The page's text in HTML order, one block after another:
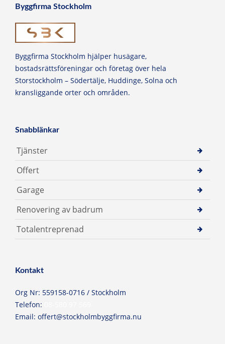
Byggfirma Stockholm
Byggfirma Stockholm hjälper husägare,
bostadsrättsföreningar och företag över hela
Storstockholm – Södertälje, Huddinge, Solna och
kransliggande orter och områden.
Snabblänkar
Tjänster
Offert
Garage
Renovering av badrum
Totalentreprenad
Kontakt
Org Nr: 559158-0716 / Stockholm
Telefon:
Email: offert@stockholmbyggfirma.nu